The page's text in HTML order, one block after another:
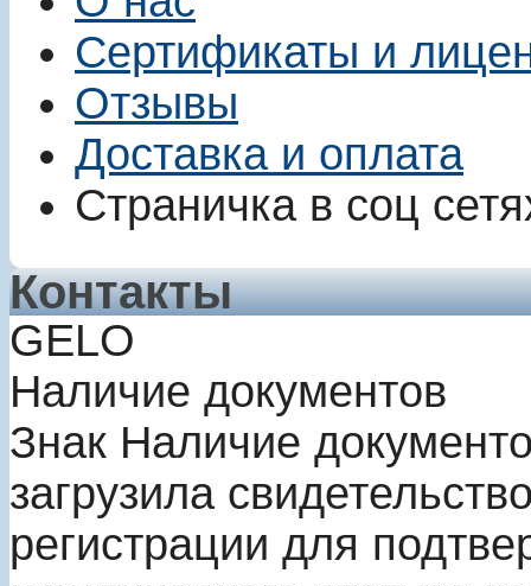
Сертификаты и
Отзывы
Доставка и оплата
Страничка в соц
Контакты
GELO
Наличие документов
Знак Наличие
загрузила
регистрации для